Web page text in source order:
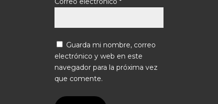
Guarda mi nombre, correo
electrónico y web en este
navegador para la próxima vez
que comente.